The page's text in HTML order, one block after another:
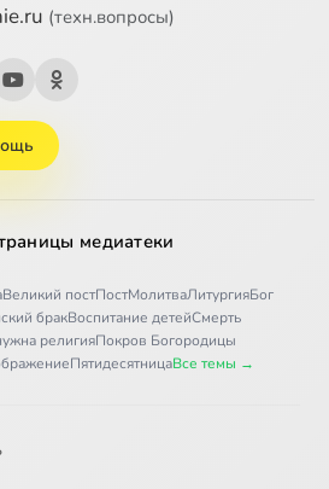
(техн.вопросы)
медиатеки
Великий постПостМолитваЛитургияБог
бракВоспитание детейСмерть
религияПокров Богородицы
ПятидесятницаВсе темы →